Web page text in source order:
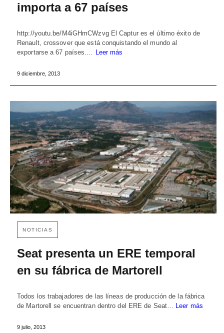
importa a 67 países
http://youtu.be/M4iGHmCWzvg El Captur es el último éxito de
Renault, crossover que está conquistando el mundo al
exportarse a 67 países.… Leer más
9 diciembre, 2013
NOTICIAS
Seat presenta un ERE temporal
en su fábrica de Martorell
Todos los trabajadores de las líneas de producción de la fábrica
de Martorell se encuentran dentro del ERE de Seat… Leer más
9 julio, 2013